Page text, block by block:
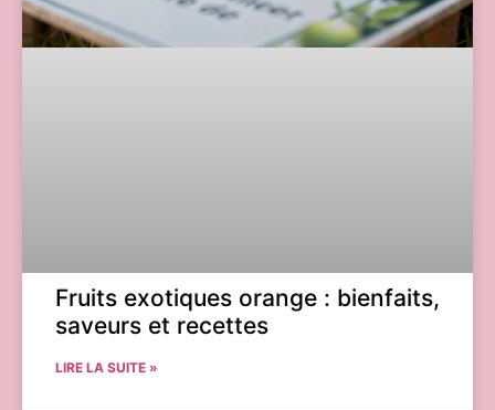
Fruits exotiques orange : bienfaits,
saveurs et recettes
LIRE LA SUITE »